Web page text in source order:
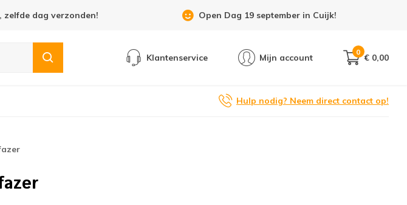
zelfde dag verzonden! Open Dag 19 september in Cuijk!
Klantenservice Mijn account
0
€ 0,00
Hulp nodig? Neem direct contact op!